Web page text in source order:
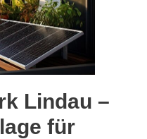
Lindau –
für